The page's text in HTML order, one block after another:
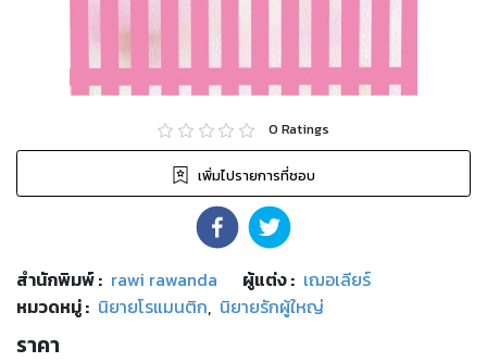
0 Ratings
เพิ่มไปรายการที่ชอบ
สำนักพิมพ์: rawi rawanda ผู้แต่ง : เฌอเลียร์
หมวดหมู่: นิยายโรแมนติก, นิยายรักผู้ใหญ่
ราคา